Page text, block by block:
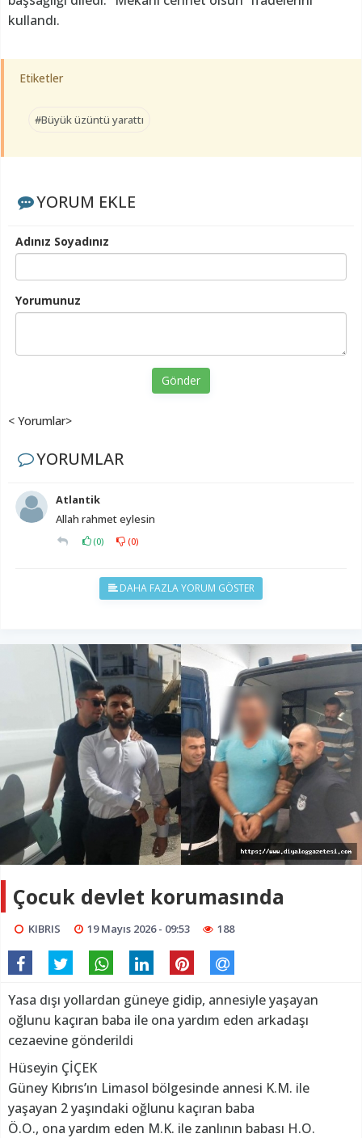
kullandı.
Etiketler
#Büyük üzüntü yarattı
YORUM EKLE
Adınız Soyadınız
Yorumunuz
Gönder
< Yorumlar>
YORUMLAR
Atlantik
Allah rahmet eylesin
(0) (0)
DAHA FAZLA YORUM GÖSTER
Çocuk devlet korumasında
KIBRIS 19 Mayıs 2026 - 09:53 188
Yasa dışı yollardan güneye gidip, annesiyle yaşayan
oğlunu kaçıran baba ile ona yardım eden arkadaşı
cezaevine gönderildi
Hüseyin ÇİÇEK
Güney Kıbrıs’ın Limasol bölgesinde annesi K.M. ile
yaşayan 2 yaşındaki oğlunu kaçıran baba
Ö.O., ona yardım eden M.K. ile zanlının babası H.O.